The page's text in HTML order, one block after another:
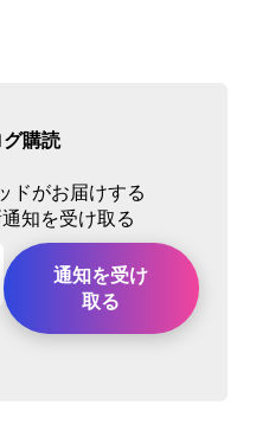
購読
ドがお届けする
知を受け取る